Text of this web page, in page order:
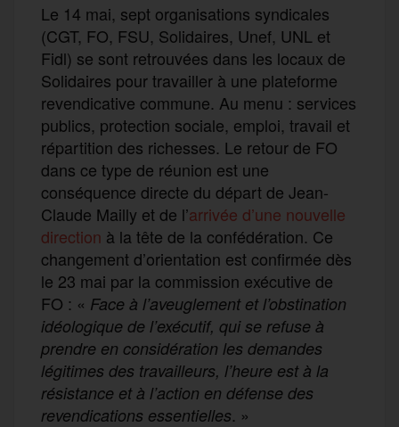
Le 14 mai, sept organisations syndicales
(CGT, FO, FSU, Solidaires, Unef, UNL et
Fidl) se sont retrouvées dans les locaux de
Solidaires pour travailler à une plateforme
revendicative commune. Au menu : services
publics, protection sociale, emploi, travail et
répartition des richesses. Le retour de FO
dans ce type de réunion est une
conséquence directe du départ de Jean-
Claude Mailly et de l’arrivée d’une nouvelle
direction à la tête de la confédération. Ce
changement d’orientation est confirmée dès
le 23 mai par la commission exécutive de
FO : « Face à l’aveuglement et l’obstination
idéologique de l’exécutif, qui se refuse à
prendre en considération les demandes
légitimes des travailleurs, l’heure est à la
résistance et à l’action en défense des
revendications essentielles. »